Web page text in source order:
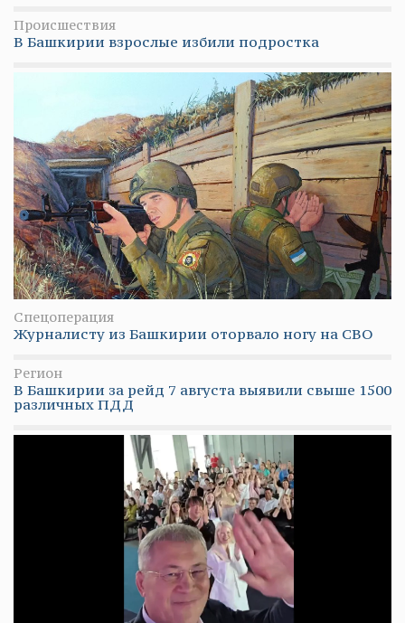
Происшествия
В Башкирии взрослые избили подростка
Спецоперация
Журналисту из Башкирии оторвало ногу на СВО
Регион
В Башкирии за рейд 7 августа выявили свыше 1500
различных ПДД